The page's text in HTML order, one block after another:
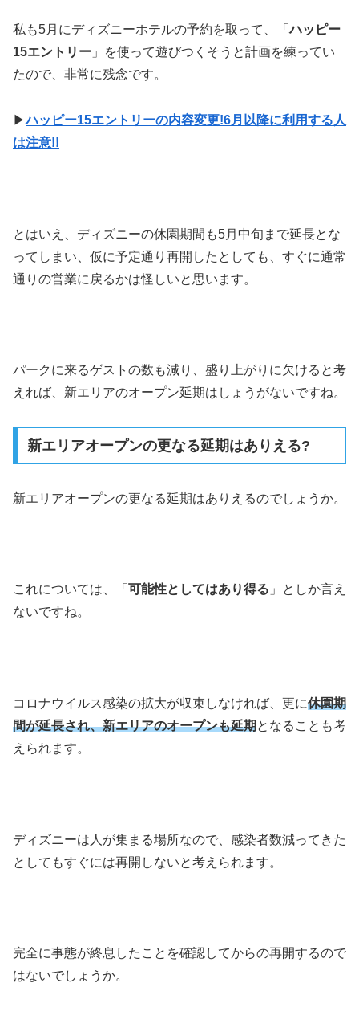
私も5月にディズニーホテルの予約を取って、「ハッピー
15エントリー 」を使って遊びつくそうと計画を練ってい
たので、非常に残念です。
▶ハッピー15エントリーの内容変更!6月以降に利用する人
は注意!!
とはいえ、ディズニーの休園期間も5月中旬まで延長とな
ってしまい、仮に予定通り再開したとしても、すぐに通常
通りの営業に戻るかは怪しいと思います。
パークに来るゲストの数も減り、盛り上がりに欠けると考
えれば、新エリアのオープン延期はしょうがないですね。
新エリアオープンの更なる延期はありえる?
新エリアオープンの更なる延期はありえるのでしょうか。
これについては、「 可能性としてはあり得る 」としか言え
ないですね。
コロナウイルス感染の拡大が収束しなければ、更に休園期
間が延長され、新エリアのオープンも延期となることも考
えられます。
ディズニーは人が集まる場所なので、感染者数減ってきた
としてもすぐには再開しないと考えられます。
完全に事態が終息したことを確認してからの再開するので
はないでしょうか。